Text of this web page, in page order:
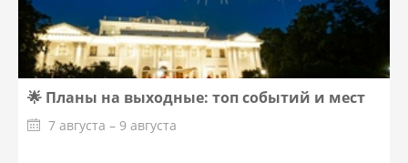
🌟 Планы на выходные: топ событий и мест
7 августа – 9 августа